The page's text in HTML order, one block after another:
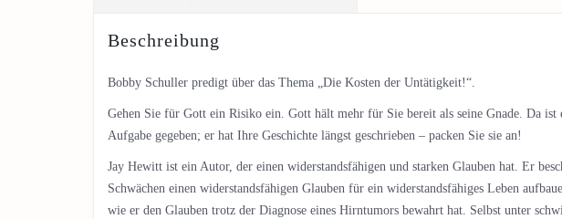
Beschreibung
Bobby Schuller predigt über das Thema „Die Kosten der Untätigkeit!“.
Gehen Sie für Gott ein Risiko ein. Gott hält mehr für Sie bereit als seine Gnade. Da
Aufgabe gegeben; er hat Ihre Geschichte längst geschrieben – packen Sie sie an!
Jay Hewitt ist ein Autor, der einen widerstandsfähigen und starken Glauben hat. Er
Schwächen einen widerstandsfähigen Glauben für ein widerstandsfähiges Leben
wie er den Glauben trotz der Diagnose eines Hirntumors bewahrt hat. Selbst unter